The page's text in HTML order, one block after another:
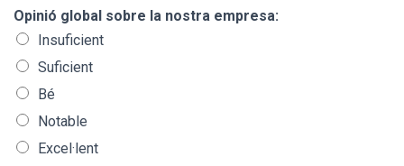
Opinió global sobre la nostra empresa:
Insuficient
Suficient
Bé
Notable
Excel·lent